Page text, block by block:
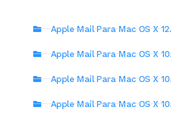
Apple Mail Para Mac OS X
Apple Mail Para Mac OS X
Apple Mail Para Mac OS X
Apple Mail Para Mac OS X